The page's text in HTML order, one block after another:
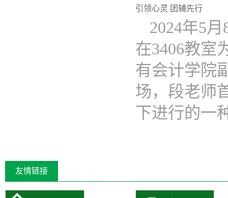
引领心灵 团辅先行
2024年5
在3406教室
有会计学院
场，段老师
下进行的一
友情链接